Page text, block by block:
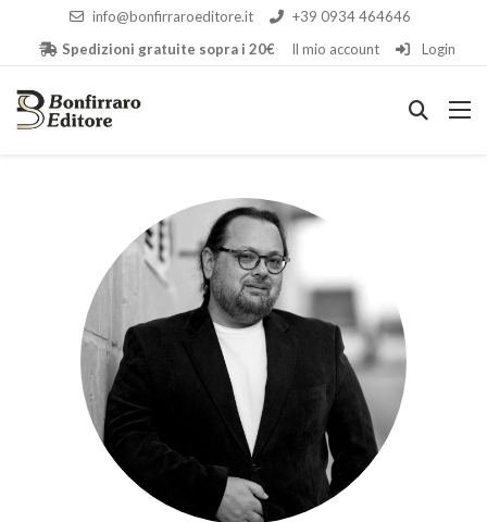
info@bonfirraroeditore.it
+39 0934 464646
Spedizioni gratuite sopra i 20€
Il mio account Login